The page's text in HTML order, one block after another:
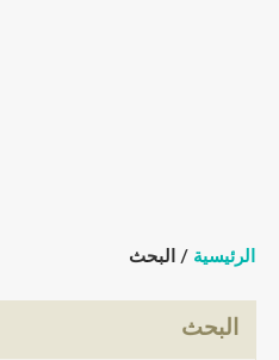
الرئيسية / البحث
البحث